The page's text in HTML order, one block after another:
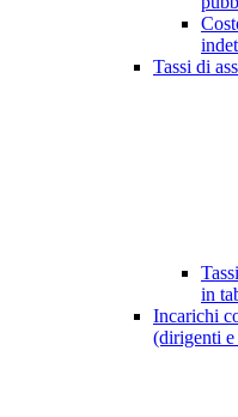
Tassi di
in
Incarichi
(dirigenti